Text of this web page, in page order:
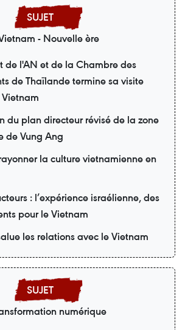
- Nouvelle ère
de l'AN et de la Chambre des
de Thaïlande termine sa visite
du plan directeur révisé de la zone
de Vung Ang
la culture vietnamienne en
: l’expérience israélienne, des
pour le Vietnam
les relations avec le Vietnam
numérique